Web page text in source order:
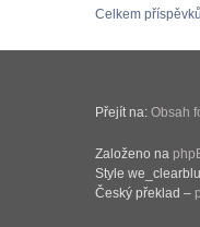
Celkem příspěvků
Přejít na: Obsah
Založeno na
Style
Český překlad –